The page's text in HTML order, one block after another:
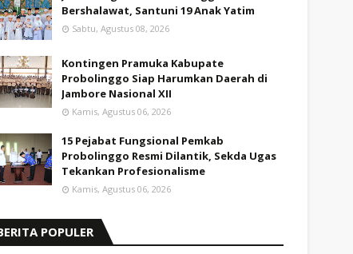
Bershalawat, Santuni 19 Anak Yatim
Sabtu, Agustus 08, 2026
Kontingen Pramuka Kabupate
Probolinggo Siap Harumkan Daerah di
Jambore Nasional XII
Kamis, Agustus 06, 2026
15 Pejabat Fungsional Pemkab
Probolinggo Resmi Dilantik, Sekda Ugas
Tekankan Profesionalisme
Kamis, Agustus 06, 2026
POPULER